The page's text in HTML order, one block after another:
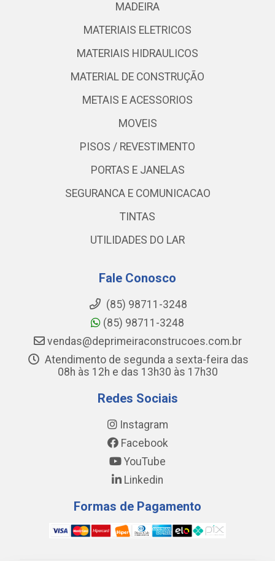
MADEIRA
MATERIAIS ELETRICOS
MATERIAIS HIDRAULICOS
MATERIAL DE CONSTRUÇÃO
METAIS E ACESSORIOS
MOVEIS
PISOS / REVESTIMENTO
PORTAS E JANELAS
SEGURANCA E COMUNICACAO
TINTAS
UTILIDADES DO LAR
Fale Conosco
(85) 98711-3248
(85) 98711-3248
vendas@deprimeiraconstrucoes.com.br
Atendimento de segunda a sexta-feira das
08h às 12h e das 13h30 às 17h30
Redes Sociais
Instagram
Facebook
YouTube
Linkedin
Formas de Pagamento